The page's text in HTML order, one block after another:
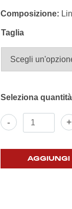
Composizione:
Taglia
-
Felpa
Cappuccio
di
Kappa
quantità
+